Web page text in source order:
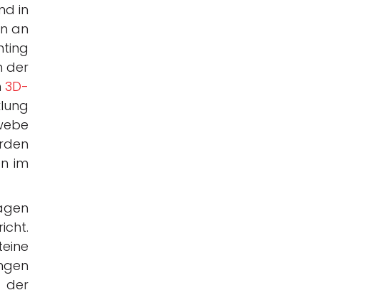
in
an
der
3D-
im
der